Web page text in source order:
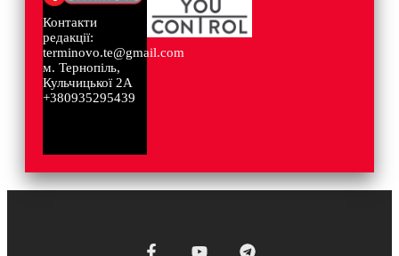
Контакти
редакції:
terminovo.te@gmail.com
м. Тернопіль,
Кульчицької 2А
+380935295439